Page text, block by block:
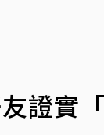
證實